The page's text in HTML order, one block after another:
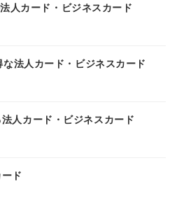
人カード・ビジネスカード
法人カード・ビジネスカード
人カード・ビジネスカード
ド